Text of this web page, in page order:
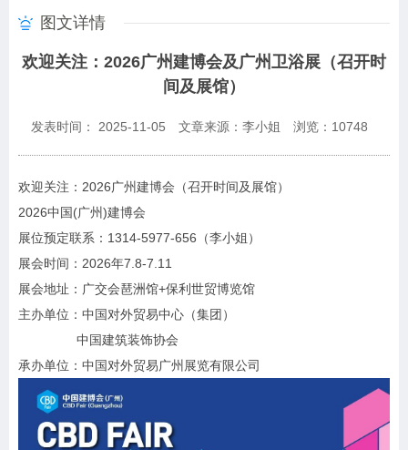
图文详情
欢迎关注：2026广州建博会及广州卫浴展（召开时
间及展馆）
发表时间： 2025-11-05 文章来源：李小姐 浏览： 10748
欢迎关注：2026广州建博会（召开时间及展馆）
2026中国(广州)建博会
展位预定联系：1314-5977-656（李小姐）
展会时间：2026年7.8-7.11
展会地址：广交会琶洲馆+保利世贸博览馆
主办单位：中国对外贸易中心（集团）
中国建筑装饰协会
承办单位：中国对外贸易广州展览有限公司